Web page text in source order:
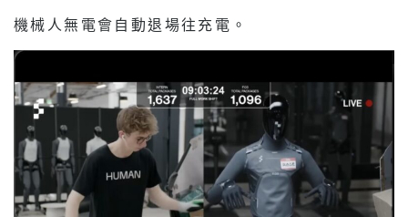
機械人無電會自動退場往充電。